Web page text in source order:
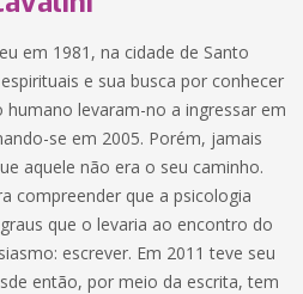
em 1981, na cidade de Santo
e sua busca por conhecer
levaram-no a ingressar em
se em 2005. Porém, jamais
aquele não era o seu caminho.
compreender que a psicologia
que o levaria ao encontro do
escrever. Em 2011 teve seu
então, por meio da escrita, tem